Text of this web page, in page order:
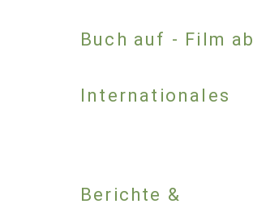
Buch auf - Film ab
Internationales
Berichte &